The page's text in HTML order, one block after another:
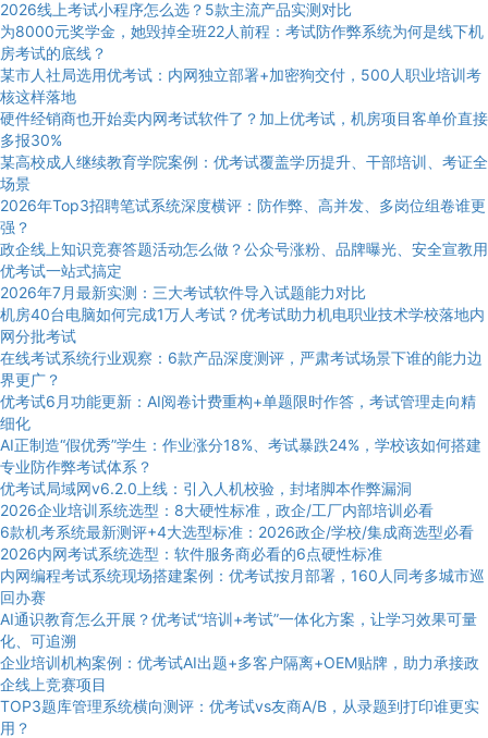
2026线上考试小程序怎么选？5款主流产品实测对比
为8000元奖学金，她毁掉全班22人前程：考试防作弊系统为何是线下机
房考试的底线？
某市人社局选用优考试：内网独立部署+加密狗交付，500人职业培训考
核这样落地
硬件经销商也开始卖内网考试软件了？加上优考试，机房项目客单价直接
多报30%
某高校成人继续教育学院案例：优考试覆盖学历提升、干部培训、考证全
场景
2026年Top3招聘笔试系统深度横评：防作弊、高并发、多岗位组卷谁更
强？
政企线上知识竞赛答题活动怎么做？公众号涨粉、品牌曝光、安全宣教用
优考试一站式搞定
2026年7月最新实测：三大考试软件导入试题能力对比
机房40台电脑如何完成1万人考试？优考试助力机电职业技术学校落地内
网分批考试
在线考试系统行业观察：6款产品深度测评，严肃考试场景下谁的能力边
界更广？
优考试6月功能更新：AI阅卷计费重构+单题限时作答，考试管理走向精
细化
AI正制造“假优秀”学生：作业涨分18%、考试暴跌24%，学校该如何搭建
专业防作弊考试体系？
优考试局域网v6.2.0上线：引入人机校验，封堵脚本作弊漏洞
2026企业培训系统选型：8大硬性标准，政企/工厂内部培训必看
6款机考系统最新测评+4大选型标准：2026政企/学校/集成商选型必看
2026内网考试系统选型：软件服务商必看的6点硬性标准
内网编程考试系统现场搭建案例：优考试按月部署，160人同考多城市巡
回办赛
AI通识教育怎么开展？优考试“培训+考试”一体化方案，让学习效果可量
化、可追溯
企业培训机构案例：优考试AI出题+多客户隔离+OEM贴牌，助力承接政
企线上竞赛项目
TOP3题库管理系统横向测评：优考试vs友商A/B，从录题到打印谁更实
用？